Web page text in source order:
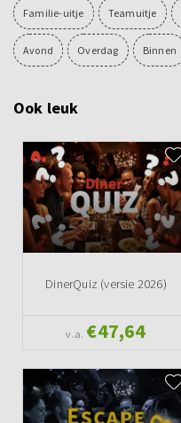
Familie-uitje Teamuitje
Avond Overdag Binnen
Ook leuk
DinerQuiz (versie 2026)
v.a. €47,64